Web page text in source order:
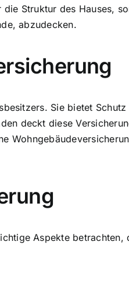
Struktur des Hauses,
abzudecken.
Sie bietet
deckt diese
Aspekte betrachten,